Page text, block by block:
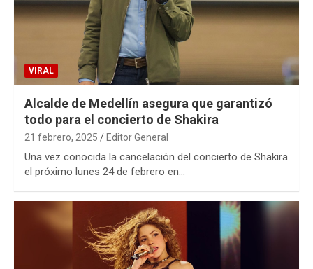
VIRAL
Alcalde de Medellín asegura que garantizó
todo para el concierto de Shakira
21 febrero, 2025 Editor General
Una vez conocida la cancelación del concierto de Shakira
el próximo lunes 24 de febrero en…